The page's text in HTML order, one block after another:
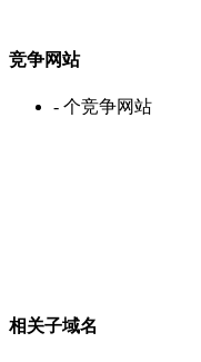
竞争网站
- 个竞争网站
相关子域名